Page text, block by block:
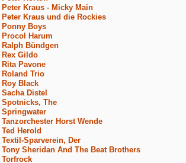
Peter Kraus - Micky Main
Peter Kraus und die Rockies
Ponny Boys
Procol Harum
Ralph Bündgen
Rex Gildo
Rita Pavone
Roland Trio
Roy Black
Sacha Distel
Spotnicks, The
Springwater
Tanzorchester Horst Wende
Ted Herold
Textil-Sparverein, Der
Tony Sheridan And The Beat Brothers
Torfrock